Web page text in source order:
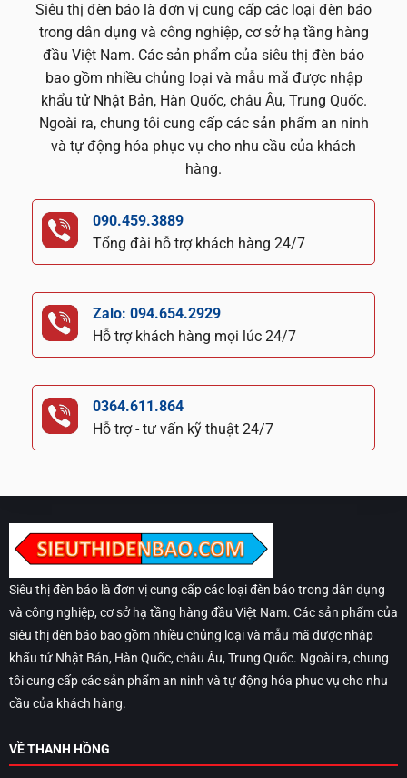
Siêu thị đèn báo là đơn vị cung cấp các loại đèn báo
trong dân dụng và công nghiệp, cơ sở hạ tầng hàng
đầu Việt Nam. Các sản phẩm của siêu thị đèn báo
bao gồm nhiều chủng loại và mẫu mã được nhập
khẩu tử Nhật Bản, Hàn Quốc, châu Âu, Trung Quốc.
Ngoài ra, chung tôi cung cấp các sản phẩm an ninh
và tự động hóa phục vụ cho nhu cầu của khách
hàng.
090.459.3889
Tổng đài hỗ trợ khách hàng 24/7
Zalo: 094.654.2929
Hỗ trợ khách hàng mọi lúc 24/7
0364.611.864
Hỗ trợ - tư vấn kỹ thuật 24/7
Siêu thị đèn báo là đơn vị cung cấp các loại đèn báo trong dân dụng
và công nghiệp, cơ sở hạ tầng hàng đầu Việt Nam. Các sản phẩm của
siêu thị đèn báo bao gồm nhiều chủng loại và mẫu mã được nhập
khẩu tử Nhật Bản, Hàn Quốc, châu Âu, Trung Quốc. Ngoài ra, chung
tôi cung cấp các sản phẩm an ninh và tự động hóa phục vụ cho nhu
cầu của khách hàng.
VỀ THANH HỒNG